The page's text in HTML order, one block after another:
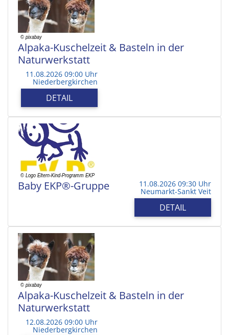
Alpaka-Kuschelzeit & Basteln in der
Naturwerkstatt
11.08.2026 09:00 Uhr
Niederbergkirchen
DETAIL
Baby EKP®-Gruppe 11.08.2026 09:30 Uhr
Neumarkt-Sankt Veit
DETAIL
Alpaka-Kuschelzeit & Basteln in der
Naturwerkstatt
12.08.2026 09:00 Uhr
Niederbergkirchen